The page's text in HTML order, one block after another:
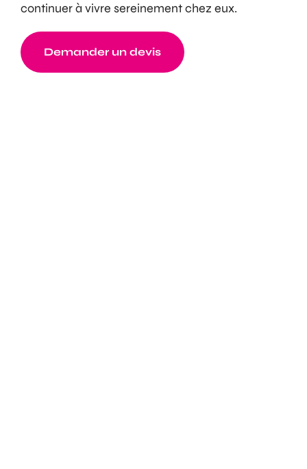
continuer à vivre sereinement chez eux.
Demander un devis